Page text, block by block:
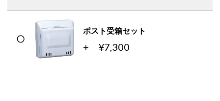
ポスト受箱セット
+ ¥7,300